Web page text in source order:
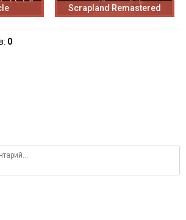
Scrapland Remastered
: 0